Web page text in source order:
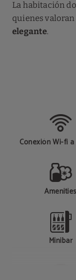
La habitación
quienes
elegante.
Conexión Wi-fi
Amenities
Minibar